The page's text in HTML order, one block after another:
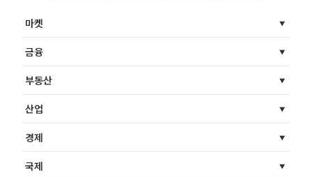
마켓
금융
부동산
산업
경제
국제